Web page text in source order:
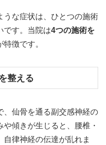
うな症状は、ひとつの施術
です。当院は4つの施術を
特徴です。
整える
、仙骨を通る副交感神経の
傾きが生じると、腰椎・
律神経の伝達が乱れま